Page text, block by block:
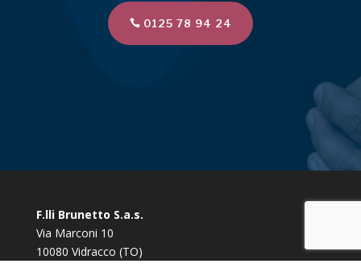
0125 78 94 24
F.lli Brunetto S.a.s.
Via Marconi 10
10080 Vidracco (TO)